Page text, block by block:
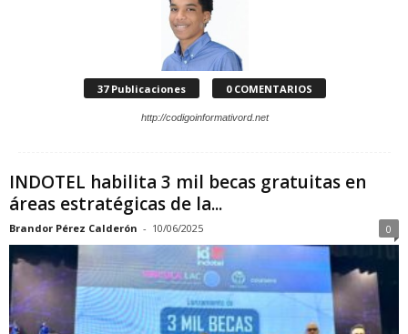
37 Publicaciones 0 COMENTARIOS
http://codigoinformativord.net
INDOTEL habilita 3 mil becas gratuitas en
áreas estratégicas de la...
Brandor Pérez Calderón - 10/06/2025 0